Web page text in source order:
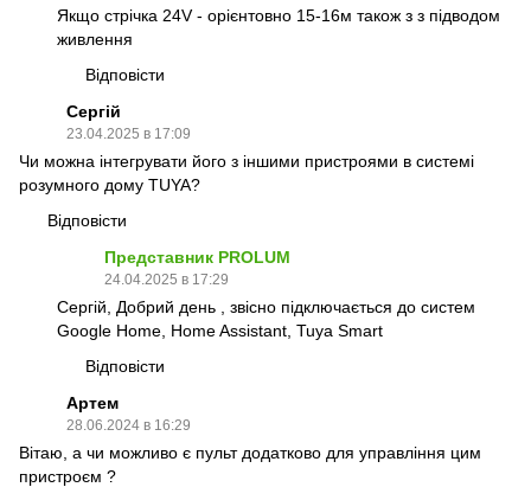
Якщо стрічка 24V - орієнтовно 15-16м також з з підводом
живлення
Відповісти
Сергій
23.04.2025 в 17:09
Чи можна інтегрувати його з іншими пристроями в системі
розумного дому TUYA?
Відповісти
Представник PROLUM
24.04.2025 в 17:29
Сергій, Добрий день , звісно підключається до систем
Google Home, Home Assistant, Tuya Smart
Відповісти
Артем
28.06.2024 в 16:29
Вітаю, а чи можливо є пульт додатково для управління цим
пристроєм ?